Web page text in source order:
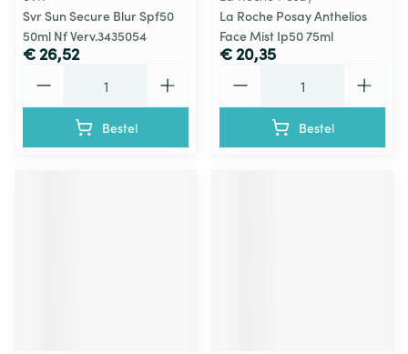
Svr Sun Secure Blur Spf50
50ml Nf Verv.3435054
€ 26,52
Bestel
La Roche Posay Anthelios
Face Mist Ip50 75ml
€ 20,35
Bestel